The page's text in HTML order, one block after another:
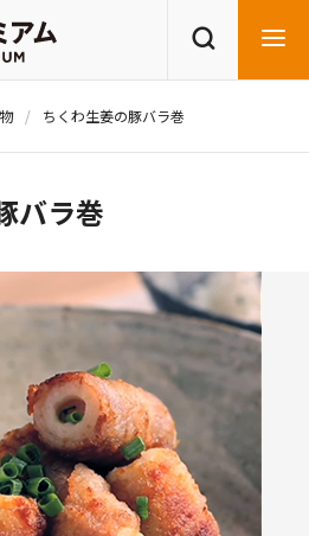
ちくわ生姜の豚バラ巻
バラ巻